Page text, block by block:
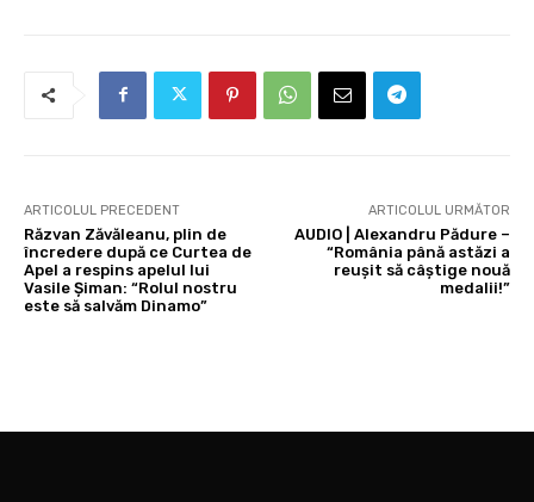
ARTICOLUL PRECEDENT
Răzvan Zăvăleanu, plin de
încredere după ce Curtea de
Apel a respins apelul lui
Vasile Șiman: “Rolul nostru
este să salvăm Dinamo”
ARTICOLUL URMĂTOR
AUDIO | Alexandru Pădure –
“România până astăzi a
reușit să câștige nouă
medalii!”